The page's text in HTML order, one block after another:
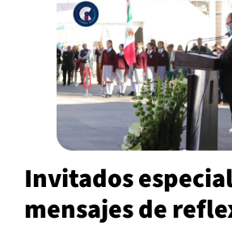
Invitados
mensajes de